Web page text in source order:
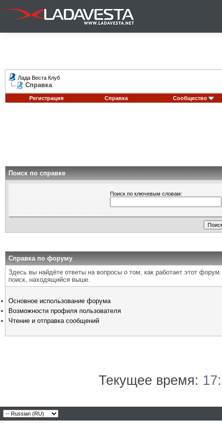
Лада Веста Клуб
Справка
Регистрация Справка Сообщество
Поиск по справке
Поиск по ключевым словам:
Справка по форуму
Здесь вы найдёте ответы на вопросы о том, как работает этот
поиск, находящийся выше.
Основное использование форума
Возможности профиля пользователя
Чтение и отправка сообщений
Текущее время: